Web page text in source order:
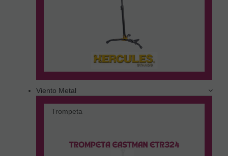
Viento Metal
Trompeta